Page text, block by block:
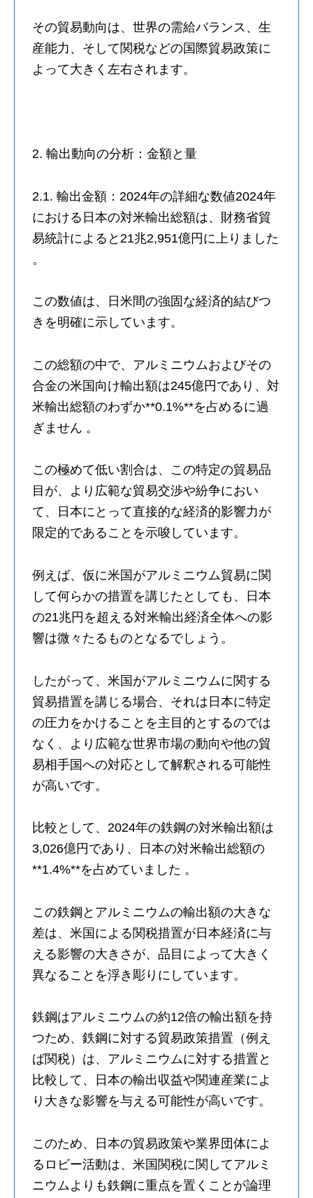
その貿易動向は、世界の需給バランス、生
産能力、そして関税などの国際貿易政策に
よって大きく左右されます。
2. 輸出動向の分析：金額と量
2.1. 輸出金額：2024年の詳細な数値2024年
における日本の対米輸出総額は、財務省貿
易統計によると21兆2,951億円に上りました
。
この数値は、日米間の強固な経済的結びつ
きを明確に示しています。
この総額の中で、アルミニウムおよびその
合金の米国向け輸出額は245億円であり、対
米輸出総額のわずか**0.1%**を占めるに過
ぎません 。
この極めて低い割合は、この特定の貿易品
目が、より広範な貿易交渉や紛争におい
て、日本にとって直接的な経済的影響力が
限定的であることを示唆しています。
例えば、仮に米国がアルミニウム貿易に関
して何らかの措置を講じたとしても、日本
の21兆円を超える対米輸出経済全体への影
響は微々たるものとなるでしょう。
したがって、米国がアルミニウムに関する
貿易措置を講じる場合、それは日本に特定
の圧力をかけることを主目的とするのでは
なく、より広範な世界市場の動向や他の貿
易相手国への対応として解釈される可能性
が高いです。
比較として、2024年の鉄鋼の対米輸出額は
3,026億円であり、日本の対米輸出総額の
**1.4%**を占めていました 。
この鉄鋼とアルミニウムの輸出額の大きな
差は、米国による関税措置が日本経済に与
える影響の大きさが、品目によって大きく
異なることを浮き彫りにしています。
鉄鋼はアルミニウムの約12倍の輸出額を持
つため、鉄鋼に対する貿易政策措置（例え
ば関税）は、アルミニウムに対する措置と
比較して、日本の輸出収益や関連産業によ
り大きな影響を与える可能性が高いです。
このため、日本の貿易政策や業界団体によ
るロビー活動は、米国関税に関してアルミ
ニウムよりも鉄鋼に重点を置くことが論理